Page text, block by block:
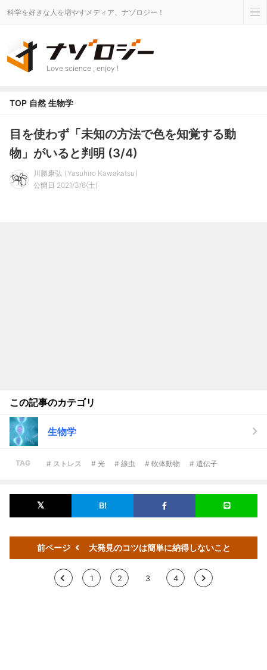
科学を好きな人を増やすメディア、ナゾロジー！
Love science , enjoy !
TOP 自然 生物学
目を使わず「未知の方法で色を知覚する動
物」がいると判明 (3/4)
川勝康弘
Yasuhiro Kawakatsu
公開日 2021/3/6(土)
この記事のカテゴリ
生物学
TAG # ストレス # 光 # 線虫 # 軟体動物 # 遺伝子
前ページ 大発見のコツは簡単に納得しないこと
< 1 2 3 4 >